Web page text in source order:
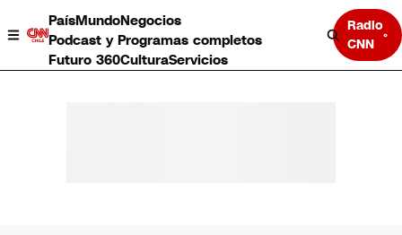
PaísMundoNegocios
Podcast y Programas completos
Futuro 360CulturaServicios
Radio
CNN